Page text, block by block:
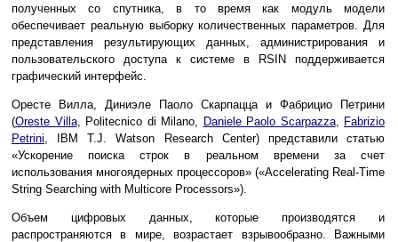
полученных со спутника, в то время как модуль модели
обеспечивает реальную выборку количественных параметров. Для
представления результирующих данных, администрирования и
пользовательского доступа к системе в RSIN поддерживается
графический интерфейс.
Оресте Вилла, Диниэле Паоло Скарпацца и Фабрицио Петрини
(Oreste Villa, Politecnico di Milano, Daniele Paolo Scarpazza, Fabrizio
Petrini , IBM T.J. Watson Research Center) представили статью
«Ускорение поиска строк в реальном времени за счет
использования многоядерных процессоров» («Accelerating Real-Time
String Searching with Multicore Processors»).
Объем цифровых данных, которые производятся и
распространяются в мире, возрастает взрывообразно. Важными